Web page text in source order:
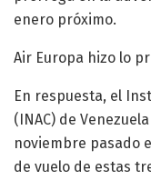
enero próximo.
Air Europa hizo lo
En respuesta, el
(INAC) de
noviembre pasado
de vuelo de estas